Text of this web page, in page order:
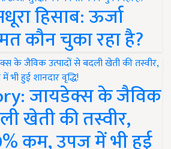
हिसाब: ऊर्जा
कौन चुका रहा है?
जायडेक्स के जैविक
खेती की तस्वीर,
कम, उपज में भी हुई